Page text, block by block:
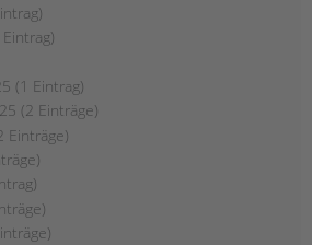
(1 Eintrag)
(2 Einträge)
Einträge)